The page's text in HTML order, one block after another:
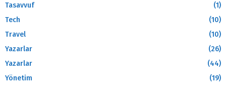
Tasavvuf
(1)
Tech
(10)
Travel
(10)
Yazarlar
(26)
Yazarlar
(44)
Yönetim
(19)